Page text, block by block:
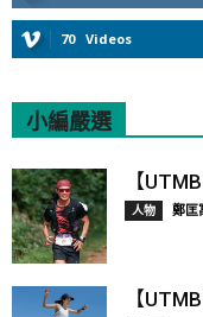
70 Videos
小編嚴選
【
人物 鄭匡
【